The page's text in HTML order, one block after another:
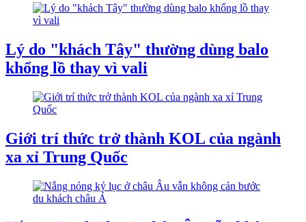
Lý do "khách Tây" thường dùng balo
khổng lồ thay vì vali
Giới trí thức trở thành KOL của ngành
xa xỉ Trung Quốc